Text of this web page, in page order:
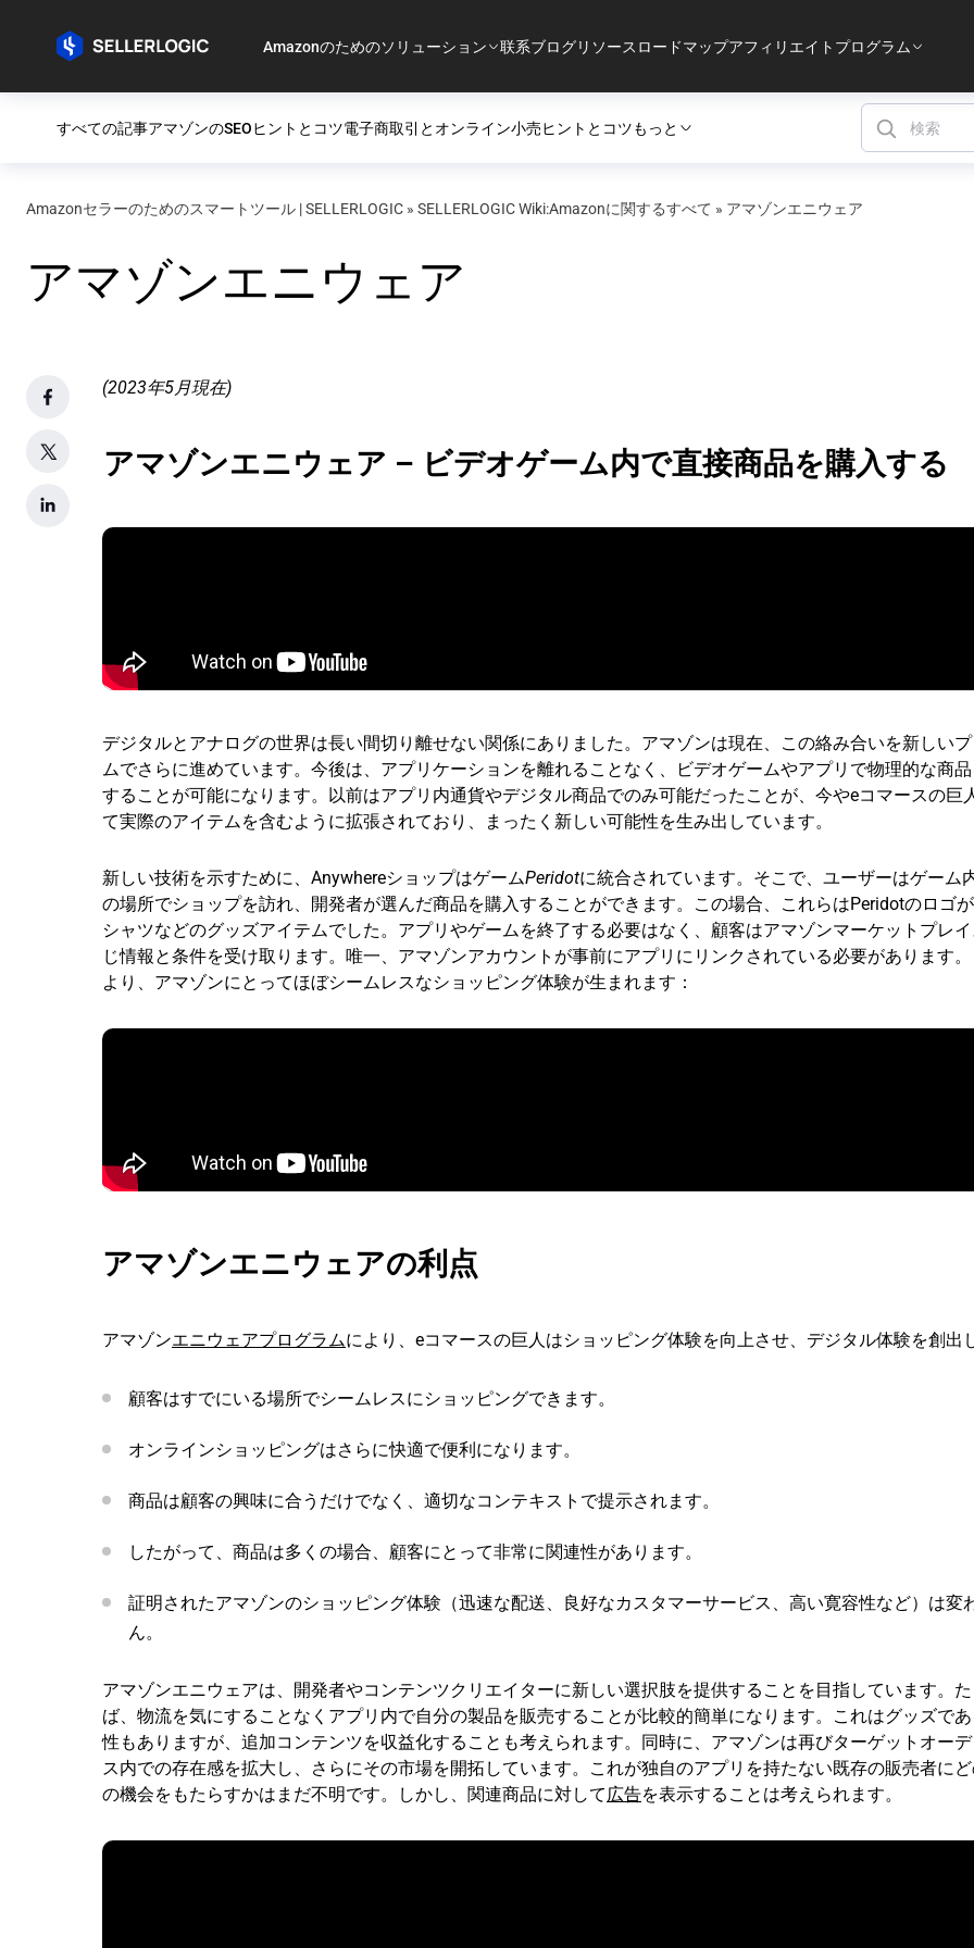
Amazonのためのソリューション 联系ブログリソース ロードマップアフィリエイトプログラム
すべての記事アマゾンのSEOヒントとコツ電子商取引とオンライン小売ヒントとコツもっと
Amazonセラーのためのスマートツール | SELLERLOGIC » SELLERLOGIC Wiki:Amazonに関するすべて » アマゾンエニウェア
アマゾンエニウェア
(2023年5月現在)
アマゾンエニウェア – ビデオゲーム内で直接商品を購入する
デジタルとアナログの世界は長い間切り離せない関係にありました。アマゾンは現在、この絡み合いを新しい
ムでさらに進めています。今後は、アプリケーションを離れることなく、ビデオゲームやアプリで物理的な商
することが可能になります。以前はアプリ内通貨やデジタル商品でのみ可能だったことが、今やeコマースの巨
て実際のアイテムを含むように拡張されており、まったく新しい可能性を生み出しています。
新しい技術を示すために、AnywhereショップはゲームPeridotに統合されています。そこで、ユーザーはゲーム
の場所でショップを訪れ、開発者が選んだ商品を購入することができます。この場合、これらはPeridotのロゴ
シャツなどのグッズアイテムでした。アプリやゲームを終了する必要はなく、顧客はアマゾンマーケットプレ
じ情報と条件を受け取ります。唯一、アマゾンアカウントが事前にアプリにリンクされている必要があります
より、アマゾンにとってほぼシームレスなショッピング体験が生まれます：
アマゾンエニウェアの利点
アマゾンエニウェアプログラムにより、eコマースの巨人はショッピング体験を向上させ、デジタル体験を創出
顧客はすでにいる場所でシームレスにショッピングできます。
オンラインショッピングはさらに快適で便利になります。
商品は顧客の興味に合うだけでなく、適切なコンテキストで提示されます。
したがって、商品は多くの場合、顧客にとって非常に関連性があります。
証明されたアマゾンのショッピング体験（迅速な配送、良好なカスタマーサービス、高い寛容性など）は変
ん。
アマゾンエニウェアは、開発者やコンテンツクリエイターに新しい選択肢を提供することを目指しています。
ば、物流を気にすることなくアプリ内で自分の製品を販売することが比較的簡単になります。これはグッズで
性もありますが、追加コンテンツを収益化することも考えられます。同時に、アマゾンは再びターゲットオー
ス内での存在感を拡大し、さらにその市場を開拓しています。これが独自のアプリを持たない既存の販売者に
の機会をもたらすかはまだ不明です。しかし、関連商品に対して広告を表示することは考えられます。